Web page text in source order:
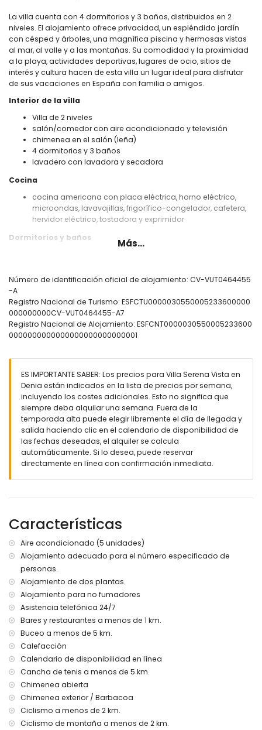
La villa cuenta con 4 dormitorios y 3 baños, distribuidos en 2
niveles. El alojamiento ofrece privacidad, un espléndido jardín
con césped y árboles, una magnífica piscina y hermosas vistas
al mar, al valle y a las montañas. Su comodidad y la proximidad
a la playa, actividades deportivas, lugares de ocio, sitios de
interés y cultura hacen de esta villa un lugar ideal para disfrutar
de sus vacaciones en España con familia o amigos.
Interior de la villa
Villa de 2 niveles
salón/comedor con aire acondicionado y televisión
chimenea en el salón (leña)
4 dormitorios y 3 baños
lavadero con lavadora y secadora
Cocina
cocina americana con placa eléctrica, horno eléctrico,
microondas, lavavajillas, frigorífico-congelador, cafetera,
hervidor eléctrico, tostadora y exprimidor
Dormitorios y baños
2 dormitorios con aire acondicionado, cada uno con
dormitorio con aire acondicionado, cama doble y
ventilador
baño en suite con lavabo individual, combinación de
bañera/ducha, bidé y WC
Exterior de la villa
piscina privada con forma de laguna de 6m x 3m y 2m de
profundidad
maravilloso jardín con césped, árboles y muebles de
jardín con tumbonas
2 terrazas cubiertas
cocina exterior y barbacoa
ducha exterior
zona de estar y comedor al aire libre
espacio de estacionamiento cubierto privado y espacio
de estacionamiento privado
Más información
villa)
río o costa más cercano: Mediterráneo, Denia (a menos de
3 kilómetros de la villa)
playa más cercana: Marineta Casiana, Denia (a menos de
3 kilómetros de la villa)
puerto más cercano: La Marina, Denia (a menos de 3
kilómetros de la villa)
parque más cercano: Montgó, Denia (a menos de 3
kilómetros de la villa)
aeropuerto más cercano: Alicante (a menos de 100
kilómetros de la villa)
segundo aeropuerto más cercano: Valencia (> 100
kilómetros)
no se permite fumar
no se admiten mascotas
El alojamiento es muy adecuado para familias con niños
Instalaciones y servicios incluidos en el precio del alquiler
de la villa
Más...
Número de identificación oficial de alojamiento: CV-VUT0464455
-A
Registro Nacional de Turismo: ESFCTU0000030550005233600000
000000000CV-VUT0464455-A7
Registro Nacional de Alojamiento: ESFCNT0000030550005233600
0000000000000000000000000001
ES IMPORTANTE SABER: Los precios para Villa Serena Vista en
Denia están indicados en la lista de precios por semana,
incluyendo los costes adicionales. Esto no significa que
siempre deba alquilar una semana. Fuera de la
temporada alta puede elegir libremente el día de llegada y
salida haciendo clic en el calendario de disponibilidad de
las fechas deseadas, el alquiler se calcula
automáticamente. Si lo desea, puede reservar
directamente en línea con confirmación inmediata.
Características
Aire acondicionado (5 unidades)
Alojamiento adecuado para el número especificado de
personas.
Alojamiento de dos plantas.
Alojamiento para no fumadores
Asistencia telefónica 24/7
Bares y restaurantes a menos de 1 km.
Buceo a menos de 5 km.
Calefacción
Calendario de disponibilidad en línea
Cancha de tenis a menos de 5 km.
Chimenea abierta
Chimenea exterior / Barbacoa
Ciclismo a menos de 2 km.
Ciclismo de montaña a menos de 2 km.